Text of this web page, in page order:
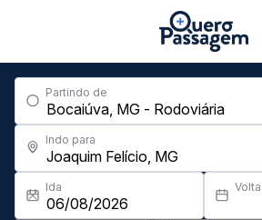
Partindo de
Indo para
Ida